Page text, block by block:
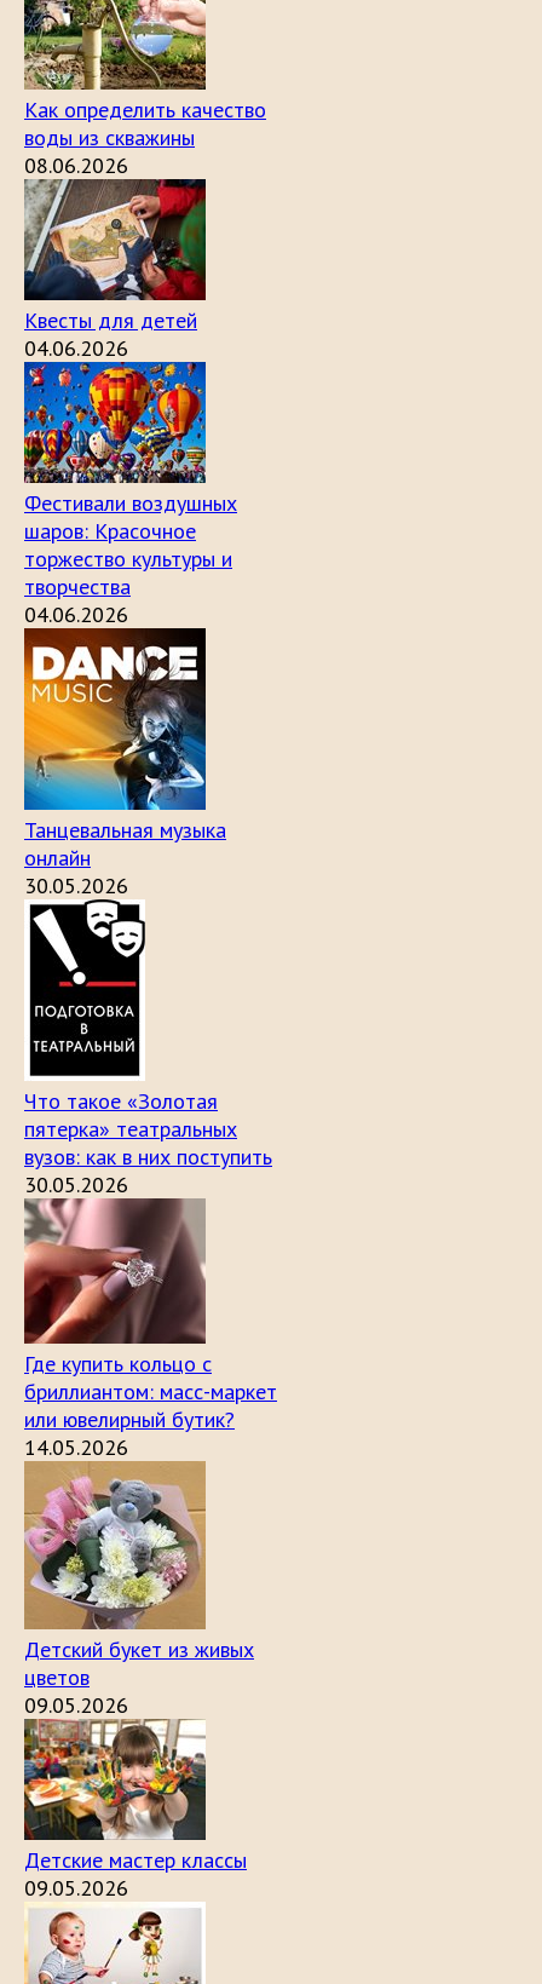
Как определить качество
воды из скважины
08.06.2026
Квесты для детей
04.06.2026
Фестивали воздушных
шаров: Красочное
торжество культуры и
творчества
04.06.2026
Танцевальная музыка
онлайн
30.05.2026
Что такое «Золотая
пятерка» театральных
вузов: как в них поступить
30.05.2026
Где купить кольцо с
бриллиантом: масс-маркет
или ювелирный бутик?
14.05.2026
Детский букет из живых
цветов
09.05.2026
Детские мастер классы
09.05.2026